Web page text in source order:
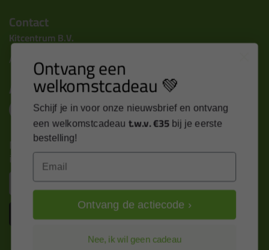
Contact
Kitcentrum B.V.
Alle contactgegevens >
Altijd op de hoogte blijven?
Nieuws, tips en exclusieve deals rechtstreeks in je
inbox
Inschrijven
Ontvang een
welkomstcadeau 💚
Schijf je in voor onze nieuwsbrief en ontvang
een welkomstcadeau t.w.v. €35 bij je eerste
bestelling!
Ontvang de actiecode ›
Nee, ik wil geen cadeau